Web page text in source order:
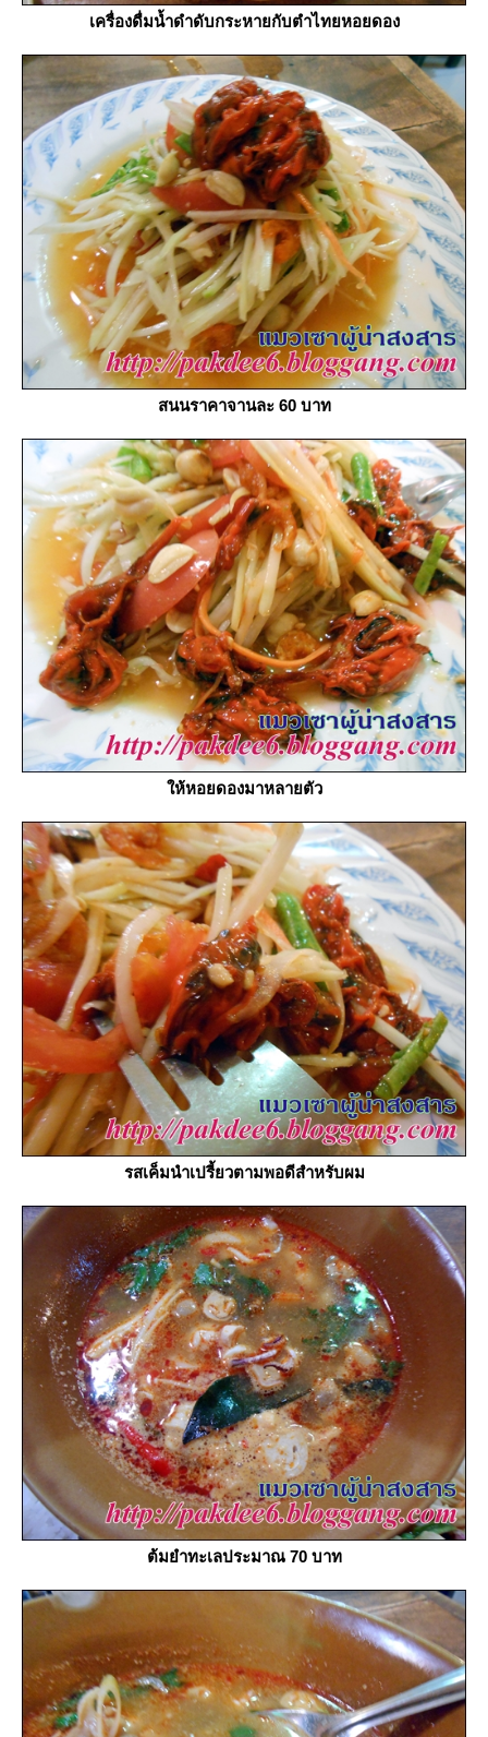
เครื่องดื่มน้ำดำดับกระหายกับตำไทยหอยดอง
สนนราคาจานละ 60 บาท
ห้หอยดองมาหลายตัว
รสเค็มนำเปรี้ยวตามพอดีสำหรับผม
ต้มยำทะเลประมาณ 70 บาท